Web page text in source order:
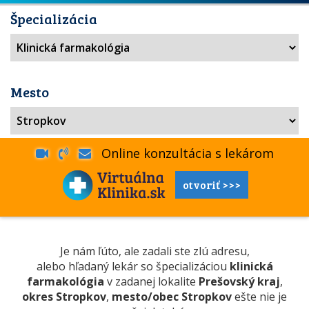
Špecializácia
Mesto
Online konzultácia s lekárom
otvoriť >>>
Je nám ľúto, ale zadali ste zlú adresu,
alebo hľadaný lekár so špecializáciou klinická
farmakológia v zadanej lokalite Prešovský kraj,
okres Stropkov, mesto/obec Stropkovešte nie je